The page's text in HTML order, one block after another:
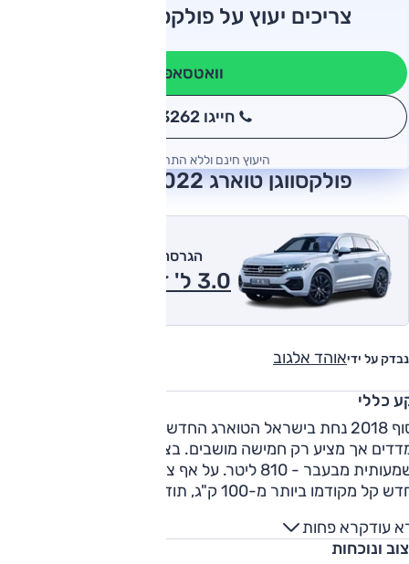
צריכים יעוץ על פולקסווגן טוארג?
וואטסאפ
חייגו 3262
היעוץ חינם וללא התחייבות
פולקסווגן טוארג 2022 חוות דעת
נבדק על ידיאוהד אלגוב
הגרסה המומלצת של אוטו
3.0 ל' דיזל, אוט' 2022
כללי
בסוף 2018 נחת בישראל הטוארג החדש, והוא גדול מקודמו ברוב
המדדים אך מציע רק חמישה מושבים. בצד החיובי, תא מטען גדול
משמעותית מבעבר - 810 ליטר. על אף צמיחת הממדים, הטוארג
החדש קל מקודמו ביותר מ-100 ק"ג, תודות לשימוש נרחב
עודקרא פחות
ונוכחות